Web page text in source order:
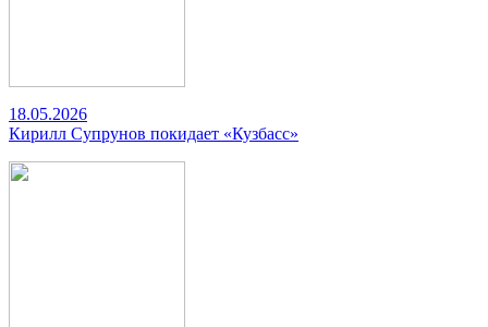
18.05.2026
Кирилл Супрунов покидает «Кузбасс»